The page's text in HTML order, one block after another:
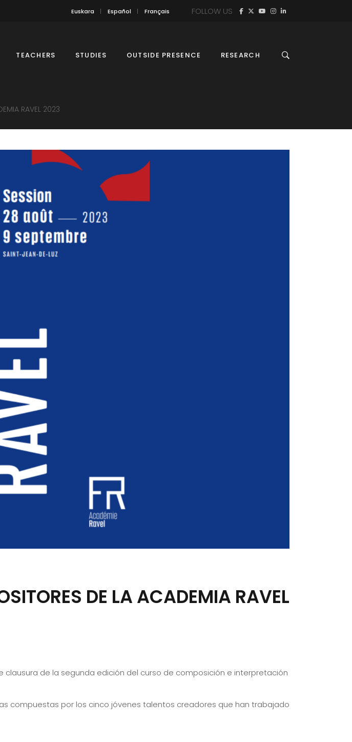
Euskara Español Français FOLLOW US
TEACHERS STUDIES OUTSIDE PRESENCE RESEARCH
RAVEL 2023
DE LA ACADEMIA RAVEL
clausura de la segunda edición del curso de composición e interpretación
compuestas por los cinco jóvenes talentos creadores que han trabajado